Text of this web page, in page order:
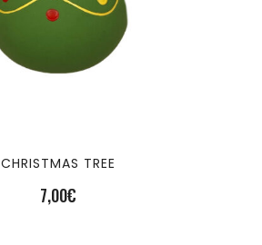
CHRISTMAS TREE
7,00€